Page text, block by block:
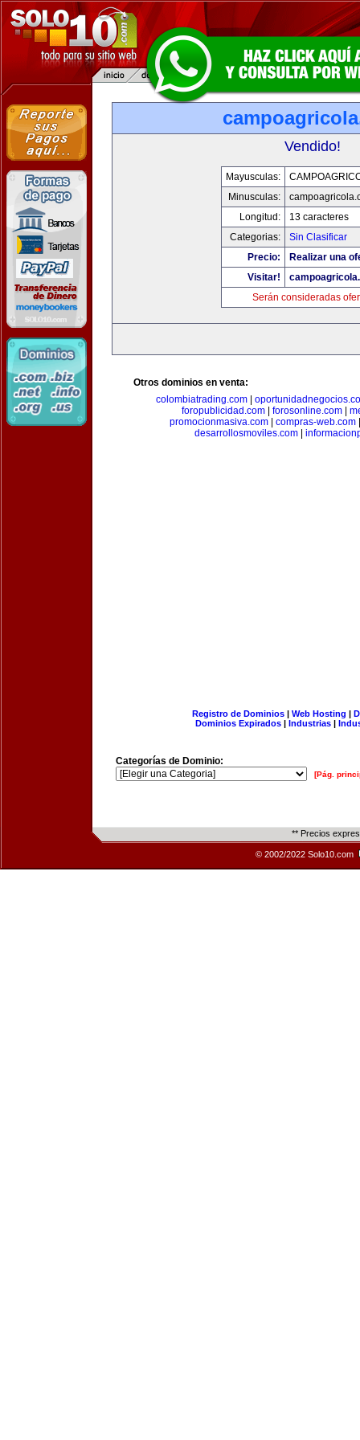
Vendido!
Mayusculas:
Minusculas:
Longitud:
13 caracteres
Categorias:
Sin Clasificar
Precio:
Realizar una
Visitar!
Serán consideradas
Otros dominios en venta:
colombiatrading.com|
foropublicidad.com
forosonline.com
promocionmasiva.com| compras-web.com
desarrollosmoviles.com|
Registro de Dominios| Web Hosting |
Dominios Expirados | Industrias |
Categorías de Dominio:
[Pág.
** Precios
© 2002/2022 Solo10.com